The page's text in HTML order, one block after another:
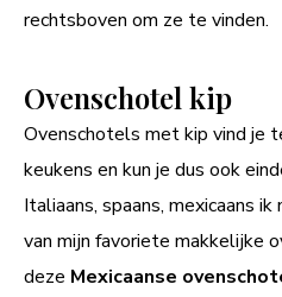
rechtsboven om ze te vinden.
Ovenschotel kip
Ovenschotels met kip vind je
keukens en kun je dus ook
Italiaans, spaans, mexicaans
van mijn favoriete makkelijke
deze Mexicaanse